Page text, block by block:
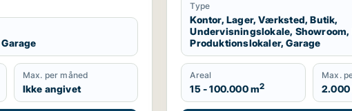
Max. per måned
Ikke angivet
Type
Kontor, Lager, Værksted, Butik,
Undervisningslokale,
Produktionslokaler, Garage
Areal
15 - 100.000 m2
Max.
2.000